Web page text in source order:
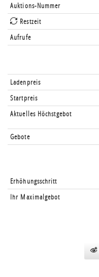
Auktions-Nummer
Restzeit
Aufrufe
Ladenpreis
Startpreis
Aktuelles Höchstgebot
Gebote
Erhöhungsschritt
Ihr Maximalgebot